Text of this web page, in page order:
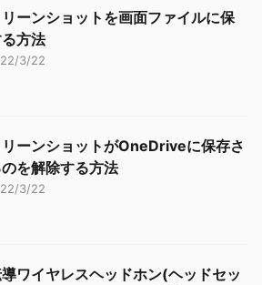
ーンショットを画面ファイルに保
方法
3/22
ーンショットがOneDriveに保存さ
を解除する方法
3/22
ワイヤレスヘッドホン(ヘッドセッ